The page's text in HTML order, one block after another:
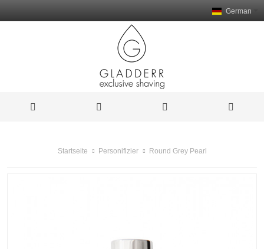
German
Startseite Personifizier Round Grey Pearl